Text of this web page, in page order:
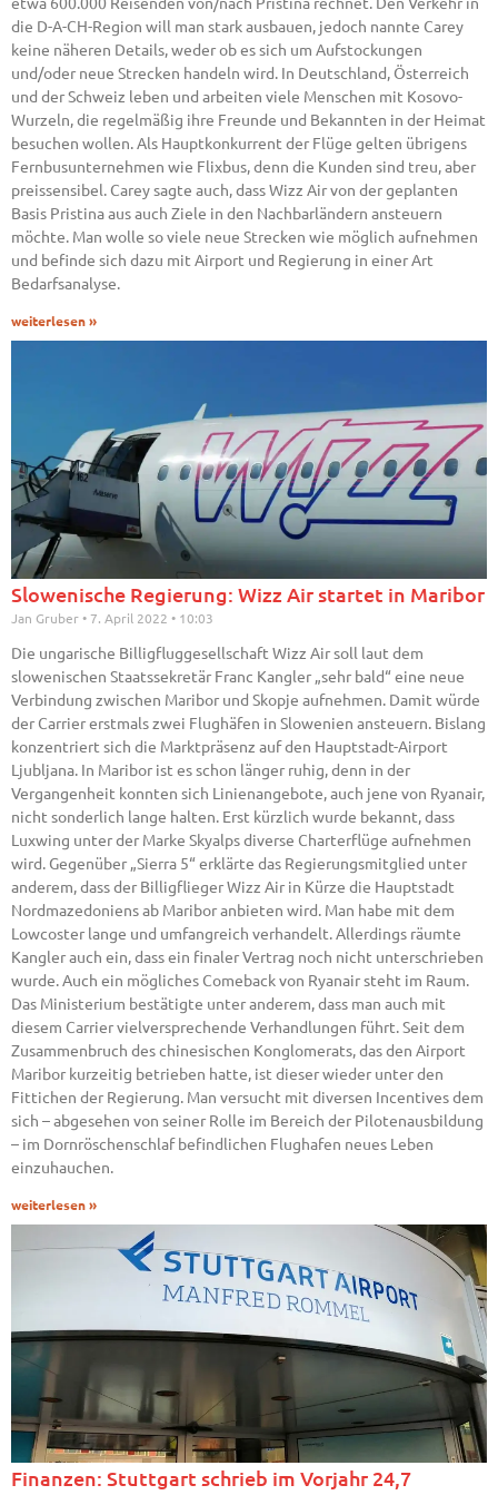
die D-A-CH-Region will man stark ausbauen, jedoch nannte Carey
keine näheren Details, weder ob es sich um Aufstockungen
und/oder neue Strecken handeln wird. In Deutschland, Österreich
und der Schweiz leben und arbeiten viele Menschen mit Kosovo-
Wurzeln, die regelmäßig ihre Freunde und Bekannten in der Heimat
besuchen wollen. Als Hauptkonkurrent der Flüge gelten übrigens
Fernbusunternehmen wie Flixbus, denn die Kunden sind treu, aber
preissensibel. Carey sagte auch, dass Wizz Air von der geplanten
Basis Pristina aus auch Ziele in den Nachbarländern ansteuern
möchte. Man wolle so viele neue Strecken wie möglich aufnehmen
und befinde sich dazu mit Airport und Regierung in einer Art
Bedarfsanalyse.
weiterlesen »
Slowenische Regierung: Wizz Air startet in Maribor
Jan Gruber 7. April 2022 10:03
Die ungarische Billigfluggesellschaft Wizz Air soll laut dem
slowenischen Staatssekretär Franc Kangler „sehr bald“ eine neue
Verbindung zwischen Maribor und Skopje aufnehmen. Damit würde
der Carrier erstmals zwei Flughäfen in Slowenien ansteuern. Bislang
konzentriert sich die Marktpräsenz auf den Hauptstadt-Airport
Ljubljana. In Maribor ist es schon länger ruhig, denn in der
Vergangenheit konnten sich Linienangebote, auch jene von Ryanair,
nicht sonderlich lange halten. Erst kürzlich wurde bekannt, dass
Luxwing unter der Marke Skyalps diverse Charterflüge aufnehmen
wird. Gegenüber „Sierra 5“ erklärte das Regierungsmitglied unter
anderem, dass der Billigflieger Wizz Air in Kürze die Hauptstadt
Nordmazedoniens ab Maribor anbieten wird. Man habe mit dem
Lowcoster lange und umfangreich verhandelt. Allerdings räumte
Kangler auch ein, dass ein finaler Vertrag noch nicht unterschrieben
wurde. Auch ein mögliches Comeback von Ryanair steht im Raum.
Das Ministerium bestätigte unter anderem, dass man auch mit
diesem Carrier vielversprechende Verhandlungen führt. Seit dem
Zusammenbruch des chinesischen Konglomerats, das den Airport
Maribor kurzeitig betrieben hatte, ist dieser wieder unter den
Fittichen der Regierung. Man versucht mit diversen Incentives dem
sich – abgesehen von seiner Rolle im Bereich der Pilotenausbildung
– im Dornröschenschlaf befindlichen Flughafen neues Leben
einzuhauchen.
weiterlesen »
Finanzen: Stuttgart schrieb im Vorjahr 24,7